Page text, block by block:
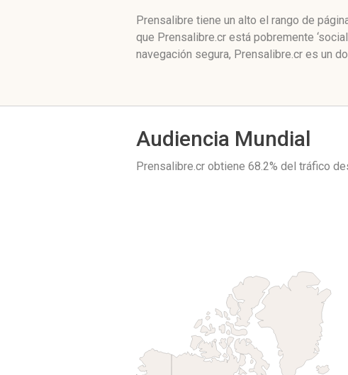
Prensalibre tiene un alto el rango de
que Prensalibre.cr está pobremente
navegación segura, Prensalibre.cr es un
Audiencia Mundial
Prensalibre.cr obtiene 68.2% del tráfico